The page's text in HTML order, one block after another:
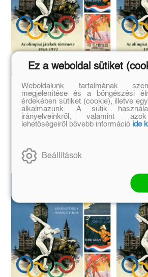
Az újkori olimpiák
története 4. rész
(E-könyv)
Lévai György Ivanics Tibor
Eredeti ár:
990 Ft
Az
(E-
Lévai
Eredeti ár:
990 Ft
Ez a weboldal sütiket
Weboldalunk tartalmának
megjelenítése és a böngészési
érdekében sütiket (cookie), illetve
alkalmazunk. A sütik
irányelveinkről, valamint
lehetőségeiről bővebb információ ide
Beállítások